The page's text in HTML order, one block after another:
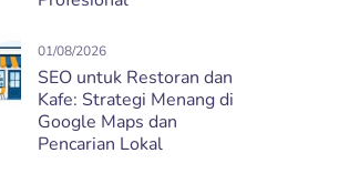
01/08/2026
SEO untuk Restoran dan
Kafe: Strategi Menang di
Google Maps dan
Pencarian Lokal